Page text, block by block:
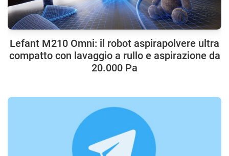
Lefant M210 Omni: il robot aspirapolvere ultra
compatto con lavaggio a rullo e aspirazione da
20.000 Pa